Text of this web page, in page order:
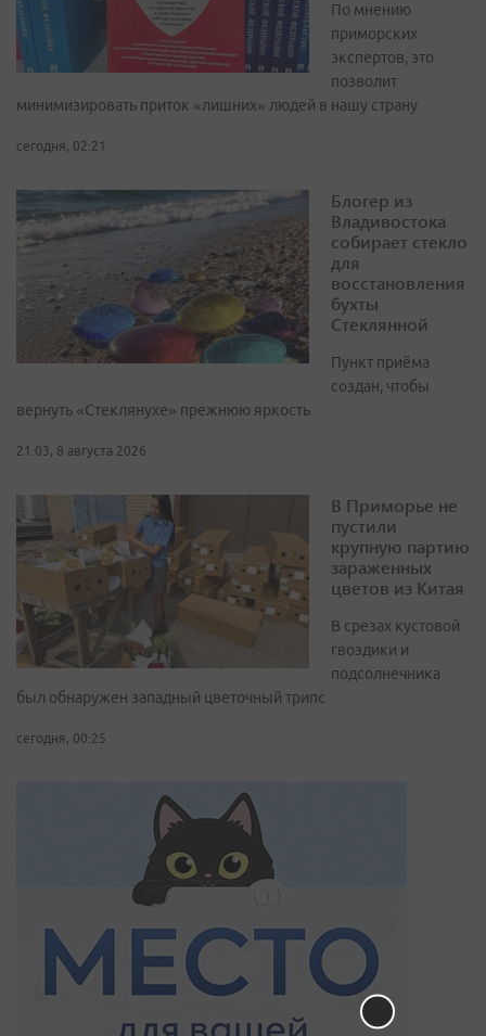
По мнению
приморских
экспертов, это
позволит
минимизировать приток «лишних» людей в нашу страну
сегодня, 02:21
Блогер из
Владивостока
собирает стекло
для
восстановления
бухты
Стеклянной
Пункт приёма
создан, чтобы
вернуть «Стеклянухе» прежнюю яркость
21:03, 8 августа 2026
В Приморье не
пустили
крупную партию
зараженных
цветов из Китая
В срезах кустовой
гвоздики и
подсолнечника
был обнаружен западный цветочный трипс
сегодня, 00:25